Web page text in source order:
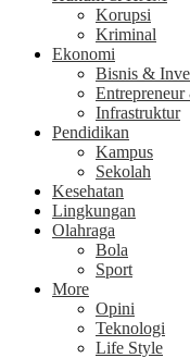
Korupsi
Kriminal
Ekonomi
Bisnis &
Infrastruktur
Pendidikan
Kampus
Sekolah
Kesehatan
Lingkungan
Olahraga
Bola
Sport
More
Opini
Teknologi
Life Style